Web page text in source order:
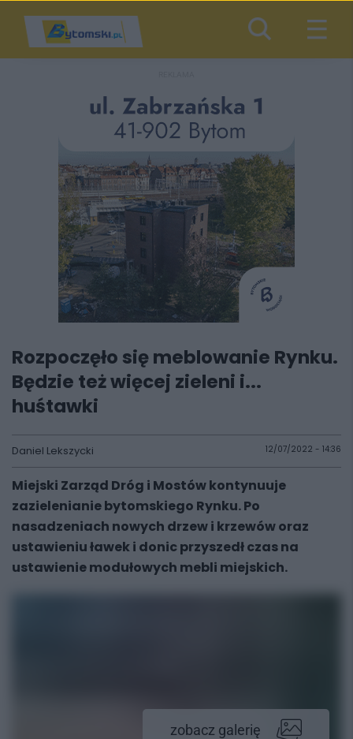
Rozpoczęło się meblowanie Rynku.
Będzie też więcej zieleni i...
huśtawki
Daniel Lekszycki 12/07/2022 - 14:36
Miejski Zarząd Dróg i Mostów kontynuuje
zazielenianie bytomskiego Rynku. Po
nasadzeniach nowych drzew i krzewów oraz
ustawieniu ławek i donic przyszedł czas na
ustawienie modułowych mebli miejskich.
zobacz galerię